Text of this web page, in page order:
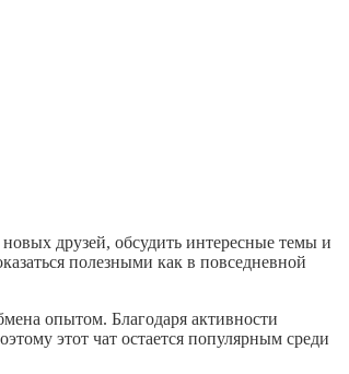
друзей, обсудить интересные темы и
полезными как в повседневной
опытом. Благодаря активности
этот чат остается популярным среди